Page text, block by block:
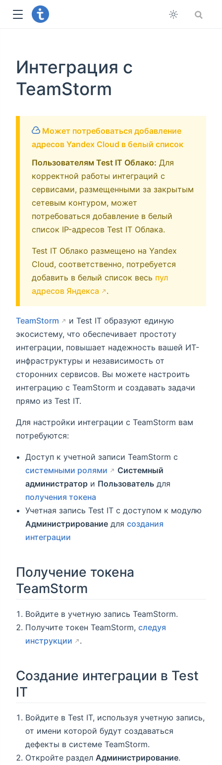
Интеграция с
TeamStorm
Может потребоваться добавление
адресов Yandex Cloud в белый список
Пользователям Test IT Облако: Для
корректной работы интеграций с
сервисами, размещенными за закрытым
сетевым контуром, может
потребоваться добавление в белый
список IP-адресов Test IT Облака.
Test IT Облако размещено на Yandex
Cloud, соответственно, потребуется
добавить в белый список весь пул
адресов Яндекса
.
TeamStorm
и Test IT образуют единую
экосистему, что обеспечивает простоту
интеграции, повышает надежность вашей ИТ-
инфраструктуры и независимость от
сторонних сервисов. Вы можете настроить
интеграцию с TeamStorm и создавать задачи
прямо из Test IT.
Для настройки интеграции с TeamStorm вам
потребуются:
Доступ к учетной записи TeamStorm с
системными ролями
Системный
администратор и Пользователь для
получения токена
Учетная запись Test IT с доступом к модулю
Администрирование длясоздания
интеграции
Получение токена
TeamStorm
Войдите в учетную запись TeamStorm.
Получите токен TeamStorm,следуя
инструкции
.
Создание интеграции в Test
IT
Войдите в Test IT, используя учетную запись,
от имени которой будут создаваться
дефекты в системе TeamStorm.
Откройте раздел Администрирование.